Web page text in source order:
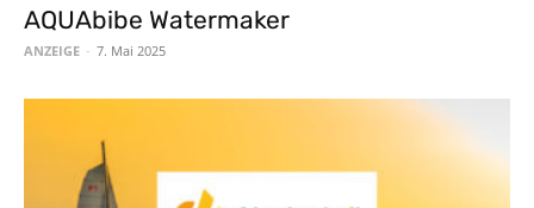
AQUAbibe Watermaker
ANZEIGE - 7. Mai 2025